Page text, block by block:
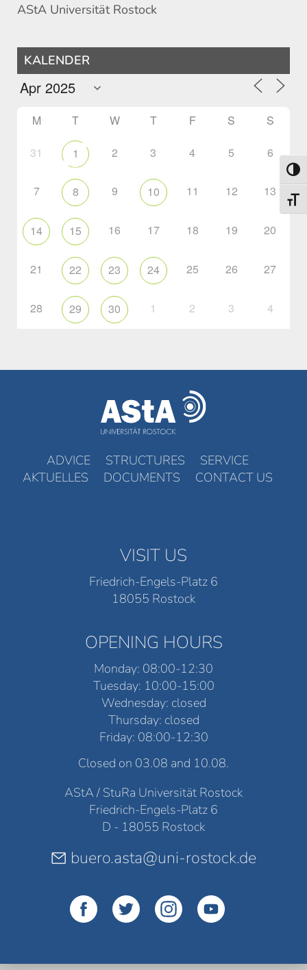
AStA Universität Rostock
KALENDER
M T W T F S S
31 1 2 3 4 5 6
7 8 9 10 11 12 13
14 15 16 17 18 19 20
21 22 23 24 25 26 27
28 29 30 1 2 3 4
ADVICE STRUCTURES
SERVICE
AKTUELLES
DOCUMENTS CONTACT US
VISIT US
Friedrich-Engels-Platz 6
18055 Rostock
OPENING HOURS
Monday: 08:00-12:30
Tuesday: 10:00-15:00
Wednesday: closed
Thursday: closed
Friday: 08:00-12:30
Closed on 03.08 and 10.08.
AStA / StuRa Universität Rostock
Friedrich-Engels-Platz 6
D - 18055 Rostock
buero.asta@uni-rostock.de